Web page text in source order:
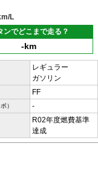
L
ンでどこまで走る？
-km
レギュラー
ガソリン
FF
） -
R02年度燃費基準
達成